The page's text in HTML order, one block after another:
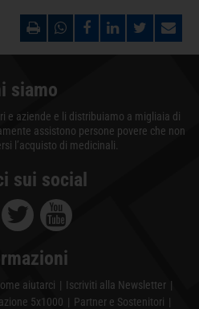
siamo
e aziende e li distribuiamo a migliaia di
assistono persone povere che non
l’acquisto di medicinali.
sui social
aiutarci
Iscriviti alla Newsletter
5x1000 Partner e Sostenitori